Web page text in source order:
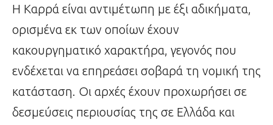
Η Καρρά είναι αντιμέτωπη με έξι αδικήματα,
ορισμένα εκ των οποίων έχουν
κακουργηματικό χαρακτήρα, γεγονός που
ενδέχεται να επηρεάσει σοβαρά τη νομική της
κατάσταση. Οι αρχές έχουν προχωρήσει σε
δεσμεύσεις περιουσίας της σε Ελλάδα και